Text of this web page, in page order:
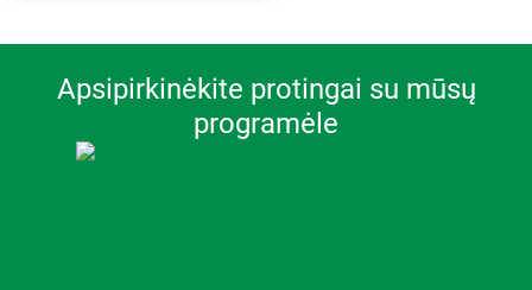
Apsipirkinėkite protingai su mūsų
programėle